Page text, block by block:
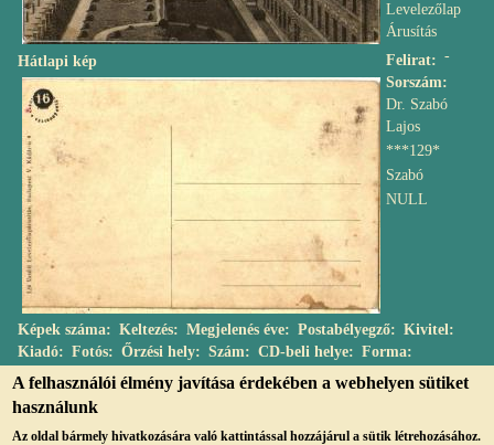
Hátlapi kép Felirat
Sorszám
Képek száma Keltezés Megjelenés éve Postabélyegző Kivitel
Kiadó
Levelezőlap
Árusítás
Fotós
-
Őrzési hely
Dr. Szabó
Lajos
Szám
***129*
CD-beli helye
Szabó
Forma
NULL
A felhasználói élmény javítása érdekében a webhelyen sütiket
használunk
Az oldal bármely hivatkozására való kattintással hozzájárul a sütik létrehozásához.